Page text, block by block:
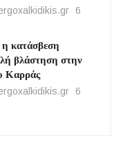
6
κατάσβεση
βλάστηση στην
Καρράς
6